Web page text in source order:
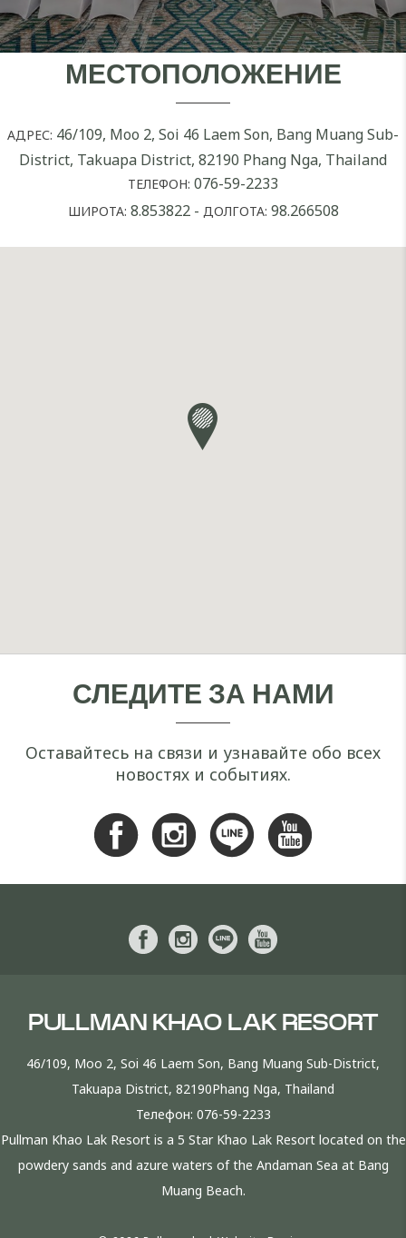
МЕСТОПОЛОЖЕНИЕ
АДРЕС: 46/109, Moo 2, Soi 46 Laem Son, Bang Muang Sub-
District, Takuapa District, 82190 Phang Nga, Thailand
ТЕЛЕФОН: 076-59-2233
ШИРОТА: 8.853822- ДОЛГОТА: 98.266508
СЛЕДИТЕ ЗА НАМИ
Оставайтесь на связи и узнавайте обо всех
новостях и событиях.
PULLMAN KHAO LAK RESORT
46/109, Moo 2, Soi 46 Laem Son, Bang Muang Sub-District,
Takuapa District, 82190Phang Nga, Thailand
Телефон: 076-59-2233
Pullman Khao Lak Resort is a 5 Star Khao Lak Resort located on the
powdery sands and azure waters of the Andaman Sea at Bang
Muang Beach.